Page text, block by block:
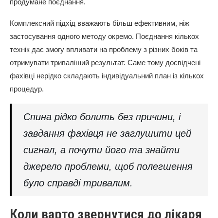
Комплексний підхід вважають більш ефективним, ніж
застосування одного методу окремо. Поєднання кількох
технік дає змогу впливати на проблему з різних боків та
отримувати триваліший результат. Саме тому досвідчені
фахівці нерідко складають індивідуальний план із кількох
процедур.
Спина рідко болить без причини, і
завдання фахівця не заглушити цей
сигнал, а почути його та знайти
джерело проблеми, щоб полегшення
було справді тривалим.
Коли варто звернутися до лікаря